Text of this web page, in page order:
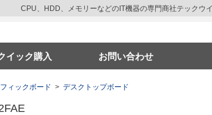
CPU、HDD、メモリーなどのIT機器の専門商社テックウ
イック購入 お問い合わせ
ィックボード > デスクトップボード